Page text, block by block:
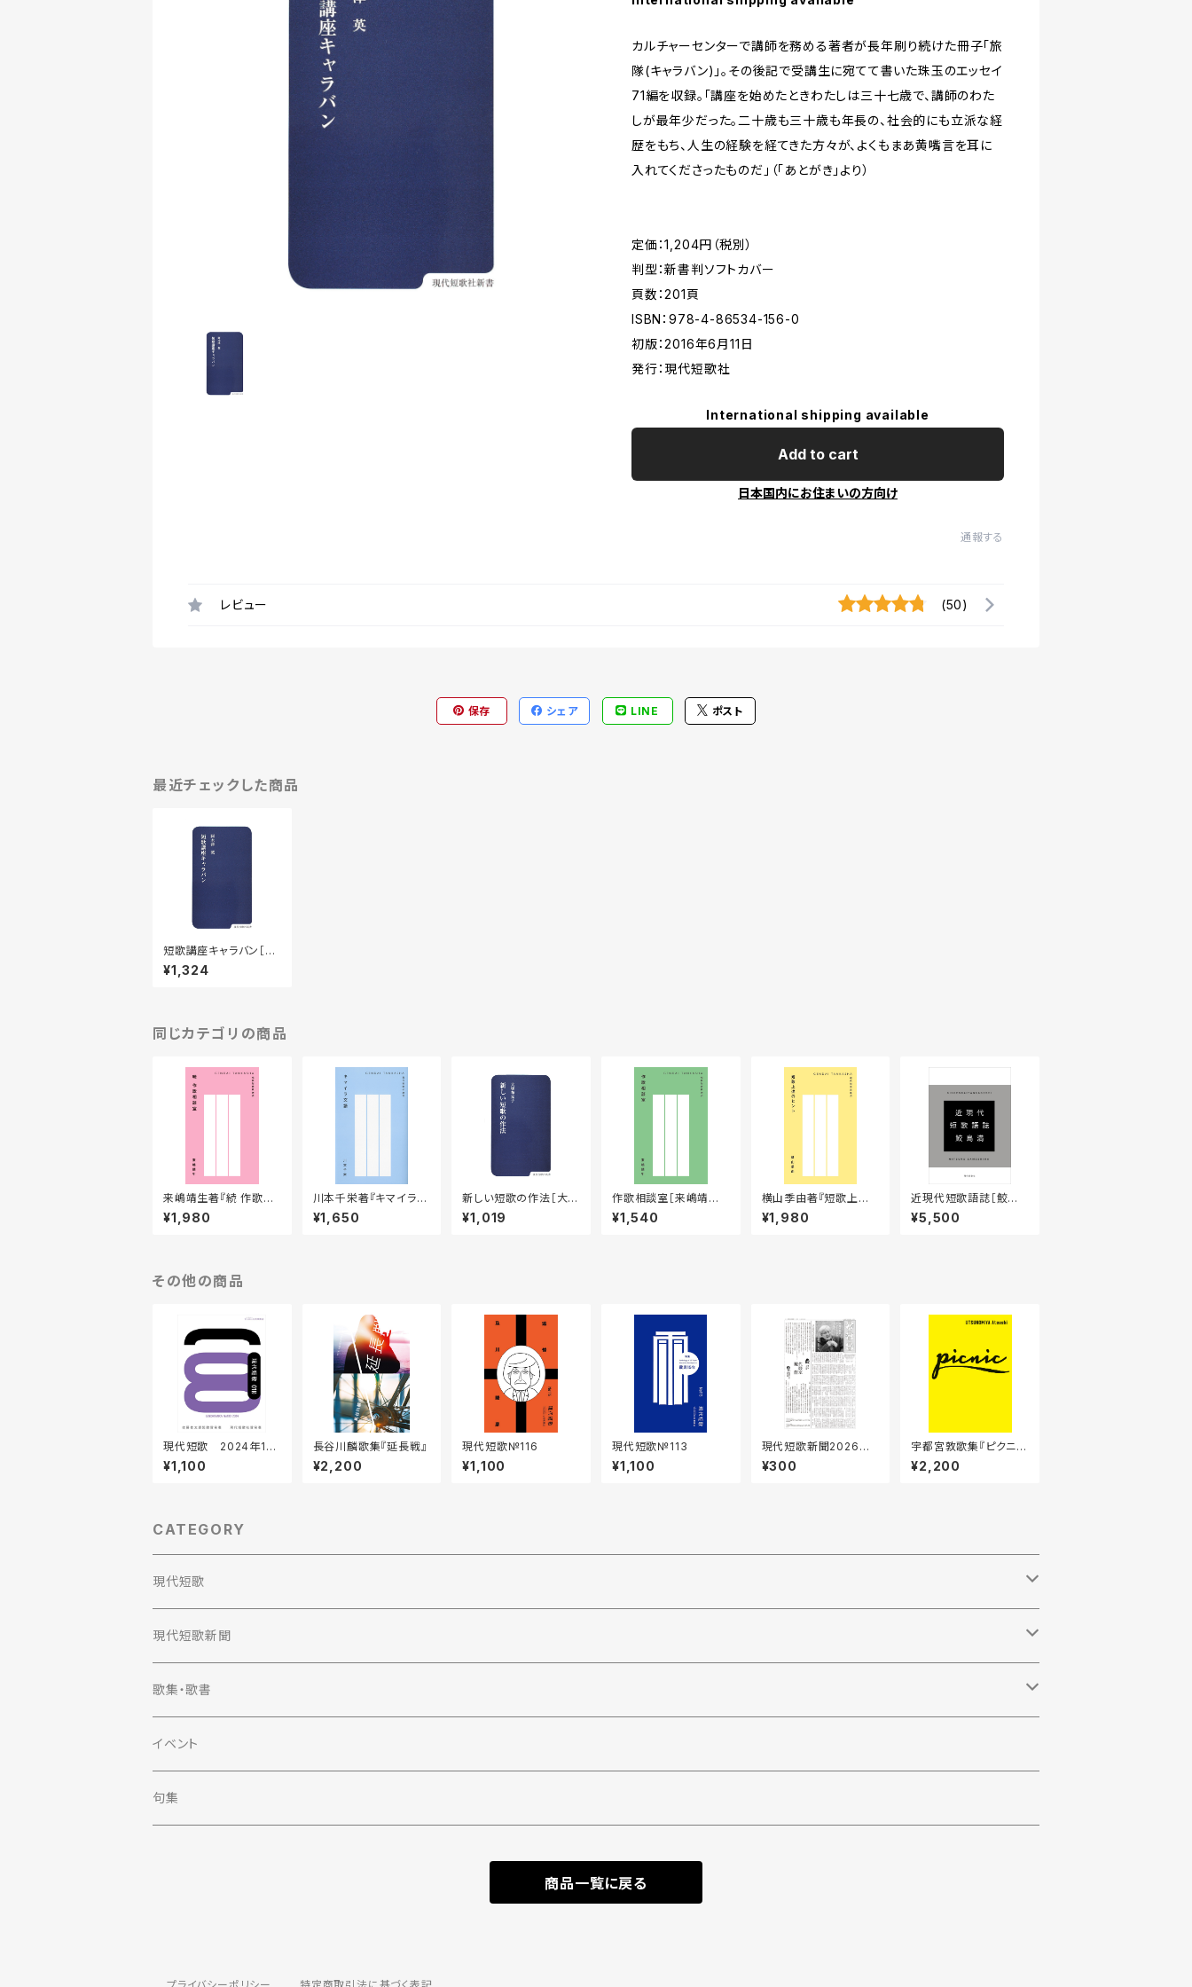
カルチャーセンターで講師を務める著者が長年刷り続けた冊子「旅
隊(キャラバン)」。その後記で受講生に宛てて書いた珠玉のエッセイ
71編を収録。「講座を始めたときわたしは三十七歳で、講師のわた
しが最年少だった。二十歳も三十歳も年長の、社会的にも立派な経
歴をもち、人生の経験を経てきた方々が、よくもまあ黄嘴言を耳に
入れてくださったものだ」（「あとがき」より）
定価：1,204円（税別）
判型：新書判ソフトカバー
頁数：201頁
ISBN：978-4-86534-156-0
初版：2016年6月11日
発行：現代短歌社
International shipping available
Add to cart
日本国内にお住まいの方向け
通報する
レビュー (50)
保存 シェア LINE ポスト
最近チェックした商品
短歌講座キャラバン［阿
木津英／著］
¥1,324
同じカテゴリの商品
来嶋靖生著『続 作歌相
談室』
¥1,980
川本千栄著『キマイラ文
語』
¥1,650
新しい短歌の作法［大塚
布見子／著］
¥1,019
作歌相談室［来嶋靖生
／著］
¥1,540
横山季由著『短歌上達
のヒント』
¥1,980
近現代短歌語誌［鮫島
満／著］
¥5,500
その他の商品
現代短歌 2024年1月
号
¥1,100
長谷川麟歌集『延長戦』
¥2,200
現代短歌№116
¥1,100
現代短歌№113
¥1,100
現代短歌新聞2026年7
月／172号
¥300
宇都宮敦歌集『ピクニッ
ク』
¥2,200
CATEGORY
現代短歌
定期購読
2023年
2022年
2021年
現代短歌新聞
定期購読
2023年
2022年
歌集・歌書
歌集
単行本
評論
イベント
句集
商品一覧に戻る